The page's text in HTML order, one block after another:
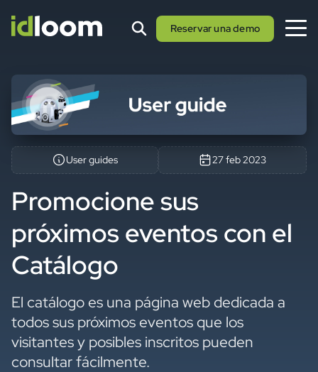
Reservar una demo
User guides 27 feb 2023
Promocione sus
próximos eventos con el
Catálogo
El catálogo es una página web dedicada a
todos sus próximos eventos que los
visitantes y posibles inscritos pueden
consultar fácilmente.